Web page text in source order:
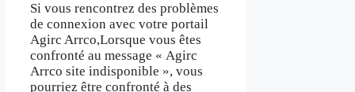
Si vous rencontrez des problèmes
de connexion avec votre portail
Agirc Arrco,Lorsque vous êtes
confronté au message « Agirc
Arrco site indisponible », vous
pourriez être confronté à des